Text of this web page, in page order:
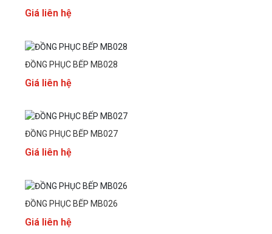
Giá liên hệ
ĐỒNG PHỤC BẾP MB028
Giá liên hệ
ĐỒNG PHỤC BẾP MB027
Giá liên hệ
ĐỒNG PHỤC BẾP MB026
Giá liên hệ